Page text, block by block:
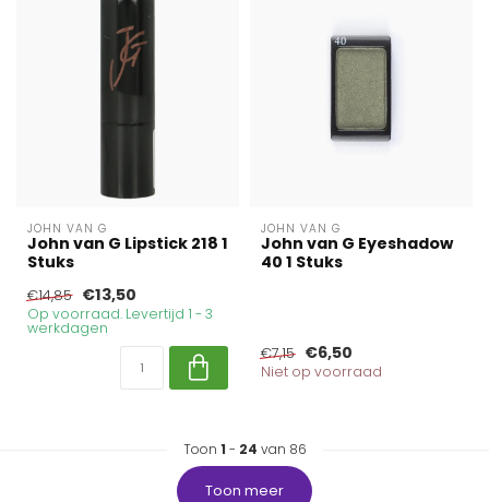
JOHN VAN G
John van G Lipstick 218 1
Stuks
€14,85 €13,50
Op voorraad. Levertijd 1 - 3
werkdagen
JOHN VAN G
John van G Eyeshadow
40 1 Stuks
€7,15 €6,50
Niet op voorraad
Toon 1 - 24 van 86
Toon meer